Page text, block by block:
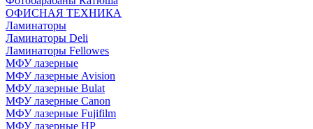
ОФИСНАЯ ТЕХНИКА
Ламинаторы
Ламинаторы Deli
Ламинаторы Fellowes
МФУ лазерные
МФУ лазерные Avision
МФУ лазерные Bulat
МФУ лазерные Canon
МФУ лазерные Fujifilm
МФУ лазерные HP